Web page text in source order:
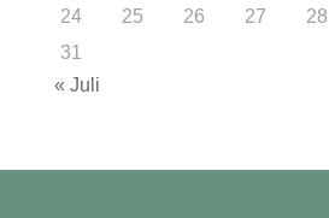
24
25 26 27 28
31
« Juli